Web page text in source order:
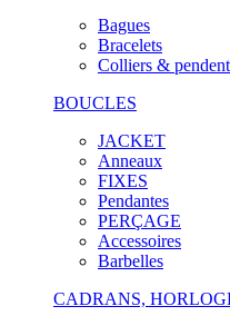
Bagues
Bracelets
Colliers &
BOUCLES
JACKET
Anneaux
FIXES
Pendantes
PERÇAGE
Accessoires
Barbelles
CADRANS,